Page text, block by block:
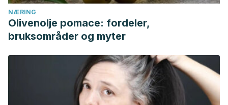
NÆRING
Olivenolje pomace: fordeler,
bruksområder og myter